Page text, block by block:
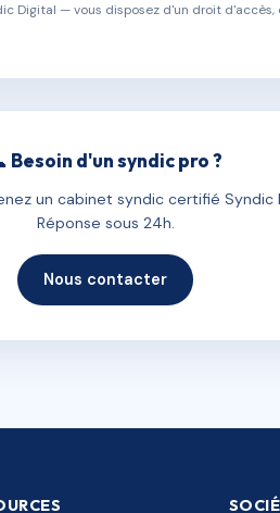
Digital — vous disposez d'un droit d'accès,
Besoin d'un syndic pro ?
un cabinet syndic certifié Syndic
Réponse sous 24h.
Nous contacter